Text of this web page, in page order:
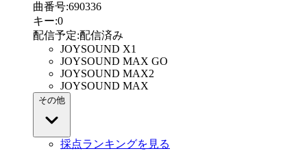
曲番号:690336
キー:0
配信予定:配信済み
JOYSOUND X1
JOYSOUND MAX GO
JOYSOUND MAX2
JOYSOUND MAX
その他
採点ランキングを見る